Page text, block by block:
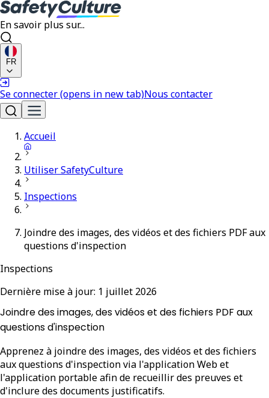
En savoir plus sur...
FR
Se connecter(opens in new tab)Nous contacter
Accueil
Utiliser SafetyCulture
Inspections
Joindre des images, des vidéos et des fichiers PDF aux
questions d'inspection
Inspections
Dernière mise à jour: 1 juillet 2026
Joindre des images, des vidéos et des fichiers PDF aux
questions d'inspection
Apprenez à joindre des images, des vidéos et des fichiers
aux questions d'inspection via l'application Web et
l'application portable afin de recueillir des preuves et
d'inclure des documents justificatifs.